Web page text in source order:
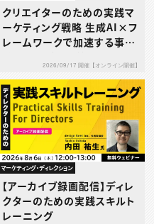
クリエイターのための実践マ
ーケティング戦略 生成AI×フ
レームワークで加速する事業
ース分析×生成AI ― 業界構
造を読み解き競争優位を築く
―
2026/09/17 開催【オンライン開催】
マーケティング・ディレクション
【アーカイブ録画配信】ディレ
クターのための実践スキルト
レーニング